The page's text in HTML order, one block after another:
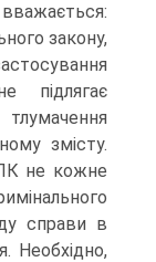
закону,
підлягає
змісту.
не кожне
справи в
Необхідно,